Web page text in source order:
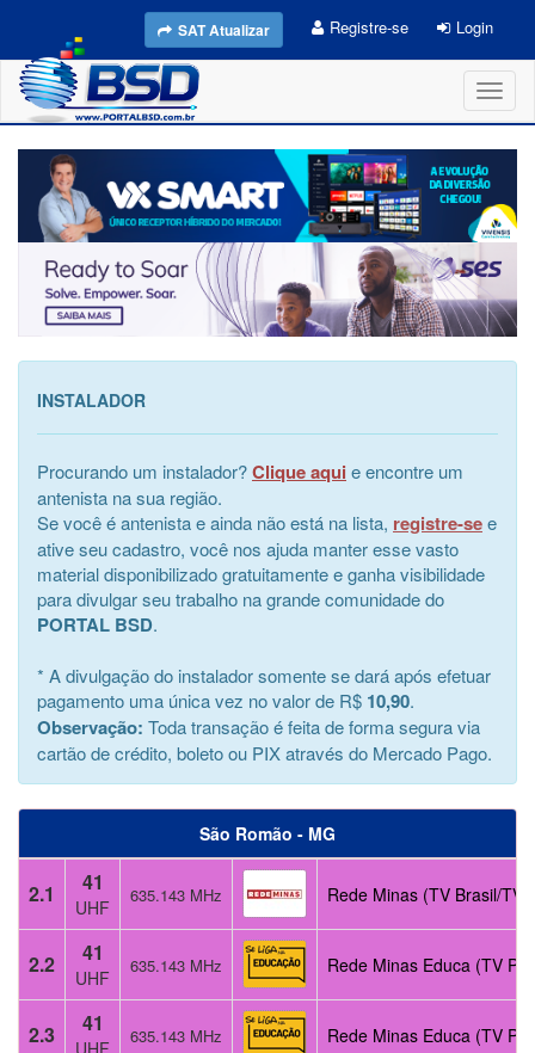
SAT Atualizar Registre-se Login
INSTALADOR
Procurando um instalador?Clique aqui e encontre um
antenista na sua região.
Se você é antenista e ainda não está na lista, registre-see
ative seu cadastro, você nos ajuda manter esse vasto
material disponibilizado gratuitamente e ganha visibilidade
para divulgar seu trabalho na grande comunidade do
PORTAL BSD.
* A divulgação do instalador somente se dará após efetuar
pagamento uma única vez no valor de R$ 10,90.
Observação: Toda transação é feita de forma segura via
cartão de crédito, boleto ou PIX através do Mercado Pago.
São Romão - MG
2.1 41
UHF
635.143 MHz Rede Minas (TV Brasil/TV
2.2 41
UHF
635.143 MHz Rede Minas Educa (TV
2.3 41
UHF
635.143 MHz Rede Minas Educa (TV